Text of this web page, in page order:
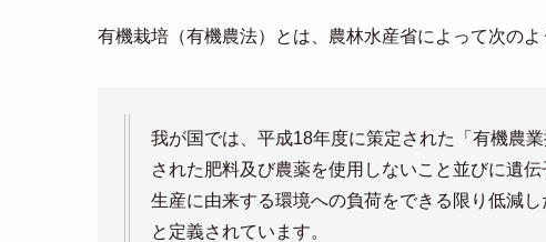
有機栽培（有機農法）とは、農林水産省によって次のよ
我が国では、平成18年度に策定された「有機農
された肥料及び農薬を使用しないこと並びに遺
生産に由来する環境への負荷をできる限り低減
と定義されています。